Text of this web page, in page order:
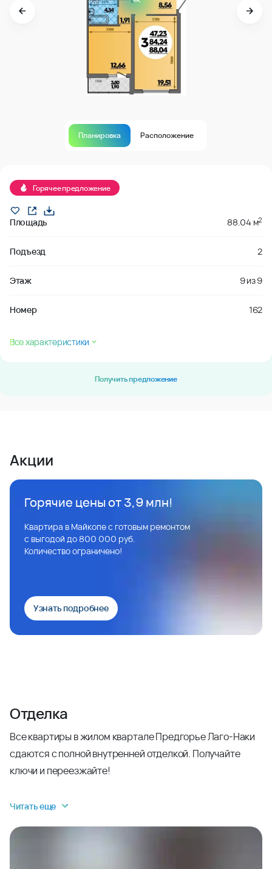
Планировка Расположение
Горячее предложение
Площадь 88.04 м2
Подъезд 2
Этаж 9из9
Номер 162
Все характеристики
Получить предложение
Акции
Горячие цены от 3,9 млн!
Квартира в Майкопе с готовым ремонтом
с выгодой до 800 000 руб.
Количество ограничено!
Узнать подробнее
Отделка
Все квартиры в жилом квартале Предгорье Лаго-Наки
сдаются с полной внутренней отделкой. Получайте
ключи и переезжайте!
Читать еще